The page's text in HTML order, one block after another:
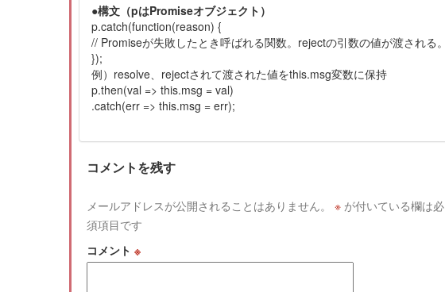
●構文（pはPromiseオブジェクト）
p.catch(function(reason) {
// Promiseが失敗したとき呼ばれる関数。rejectの引数の値が渡される。
});
例）resolve、rejectされて渡された値をthis.msg変数に保持
p.then(val => this.msg = val)
.catch(err => this.msg = err);
コメントを残す
メールアドレスが公開されることはありません。 ※ が付いている欄は必
須項目です
コメント ※